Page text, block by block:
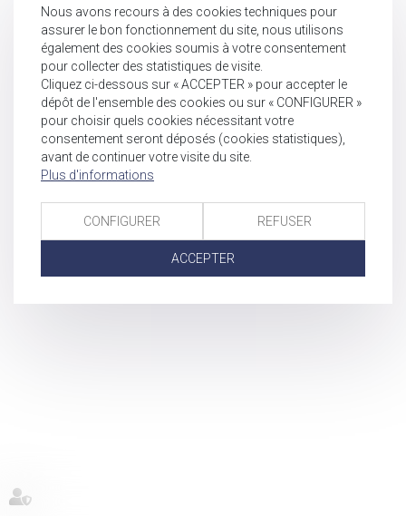
Nous avons recours à des cookies techniques pour
assurer le bon fonctionnement du site, nous utilisons
également des cookies soumis à votre consentement
pour collecter des statistiques de visite.
Cliquez ci-dessous sur « ACCEPTER » pour accepter le
dépôt de l'ensemble des cookies ou sur « CONFIGURER »
pour choisir quels cookies nécessitant votre
consentement seront déposés (cookies statistiques),
avant de continuer votre visite du site.
Plus d'informations
CONFIGURER REFUSER
ACCEPTER